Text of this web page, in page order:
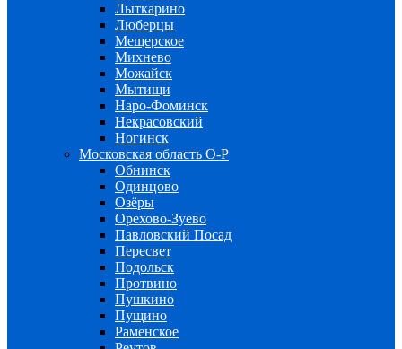
Лыткарино
Люберцы
Мещерское
Михнево
Можайск
Мытищи
Наро-Фоминск
Некрасовский
Ногинск
Московская область О-Р
Обнинск
Одинцово
Озёры
Орехово-Зуево
Павловский Посад
Пересвет
Подольск
Протвино
Пушкино
Пущино
Раменское